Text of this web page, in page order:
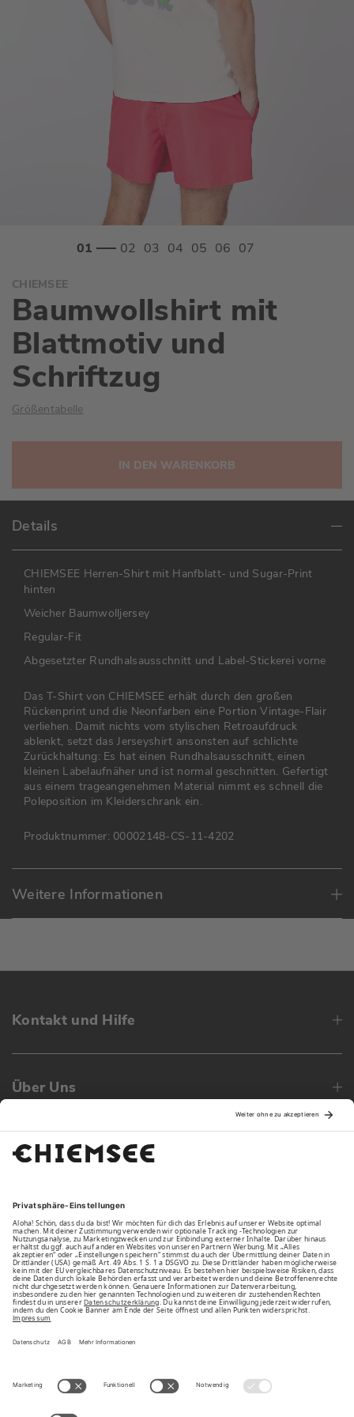
Anfang
der
Bildgalerie
springen
CHIEMSEE
Baumwollshirt mit
Blattmotiv und
Schriftzug
Größentabelle
IN DEN WARENKORB
Details
CHIEMSEE Herren-Shirt mit Hanfblatt- und Sugar-Print
hinten
Weicher Baumwolljersey
Regular-Fit
Abgesetzter Rundhalsausschnitt und Label-Stickerei vorne
Das T-Shirt von CHIEMSEE erhält durch den großen
Rückenprint und die Neonfarben eine Portion Vintage-Flair
verliehen. Damit nichts vom stylischen Retroaufdruck
ablenkt, setzt das Jerseyshirt ansonsten auf schlichte
Zurückhaltung: Es hat einen Rundhalsausschnitt, einen
kleinen Labelaufnäher und ist normal geschnitten. Gefertigt
aus einem trageangenehmen Material nimmt es schnell die
Poleposition im Kleiderschrank ein.
Produktnummer: 00002148-CS-11-4202
Weitere Informationen
Kontakt und Hilfe
Über Uns
Family
Unsere Vorteile
Unsere Partner